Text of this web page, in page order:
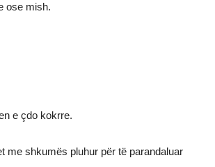
ose mish.
e çdo kokrre.
me shkumës pluhur për të parandaluar